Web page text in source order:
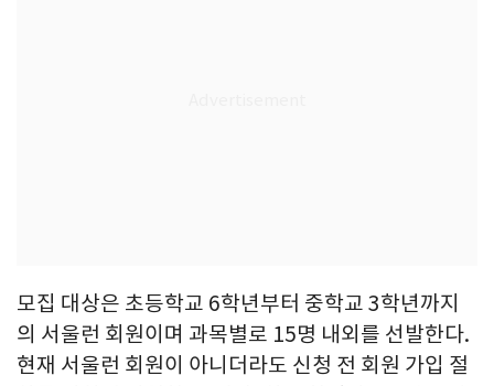
모집 대상은 초등학교 6학년부터 중학교 3학년까지
의 서울런 회원이며 과목별로 15명 내외를 선발한다.
현재 서울런 회원이 아니더라도 신청 전 회원 가입 절